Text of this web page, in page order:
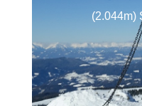
(2.044m)